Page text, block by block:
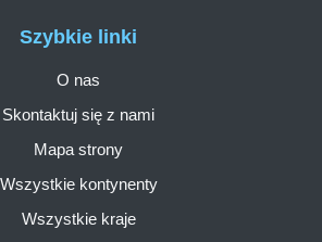
Szybkie linki
O nas
Skontaktuj się z nami
Mapa strony
Wszystkie kontynenty
Wszystkie kraje